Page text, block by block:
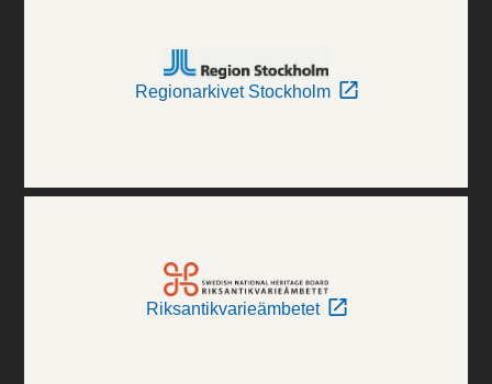
Regionarkivet Stockholm
Riksantikvarieämbetet